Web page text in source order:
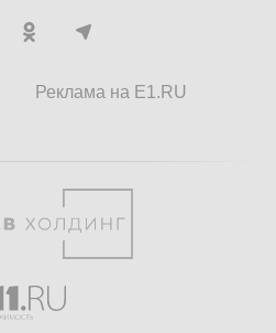
Реклама на E1.RU